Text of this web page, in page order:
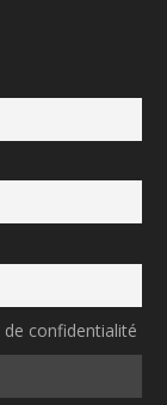
confidentialité